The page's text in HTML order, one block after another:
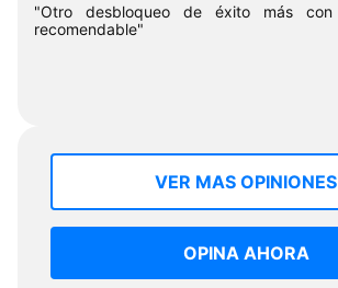
"Otro desbloqueo de éxito más con
recomendable"
VER MAS OPINIONES
OPINA AHORA